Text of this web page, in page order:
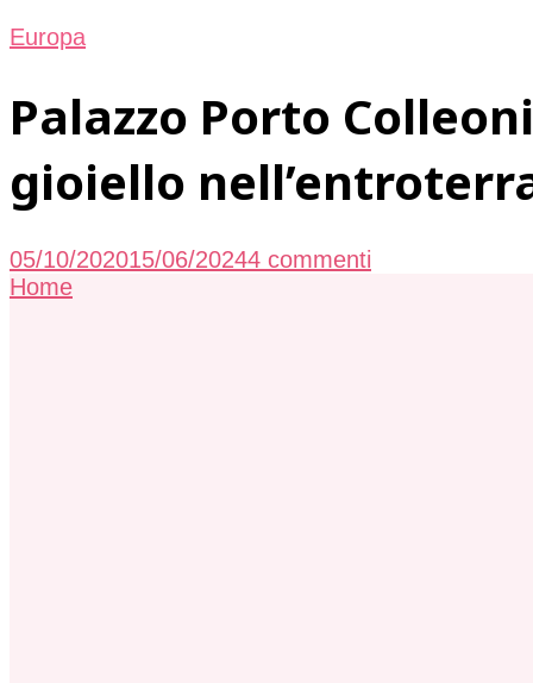
Europa
Palazzo Porto
gioiello
05/10/202015/06/20244 commenti
Home